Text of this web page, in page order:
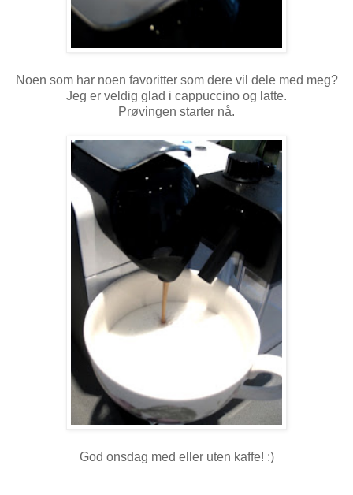
Noen som har noen favoritter som dere vil dele med meg?
Jeg er veldig glad i cappuccino og latte.
Prøvingen starter nå.
God onsdag med eller uten kaffe! :)